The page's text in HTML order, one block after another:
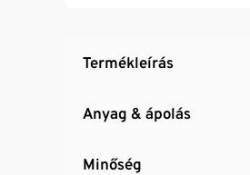
Termékleírás
Anyag & ápolás
Minőség